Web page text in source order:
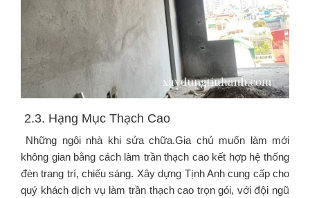
2.3. Hạng Mục Thạch Cao
Những ngôi nhà khi sửa chữa.Gia chủ muốn làm mới
không gian bằng cách làm trần thạch cao kết hợp hệ thống
đèn trang trí, chiếu sáng. Xây dựng Tịnh Anh cung cấp cho
quý khách dịch vụ làm trần thạch cao trọn gói, với đội ngũ